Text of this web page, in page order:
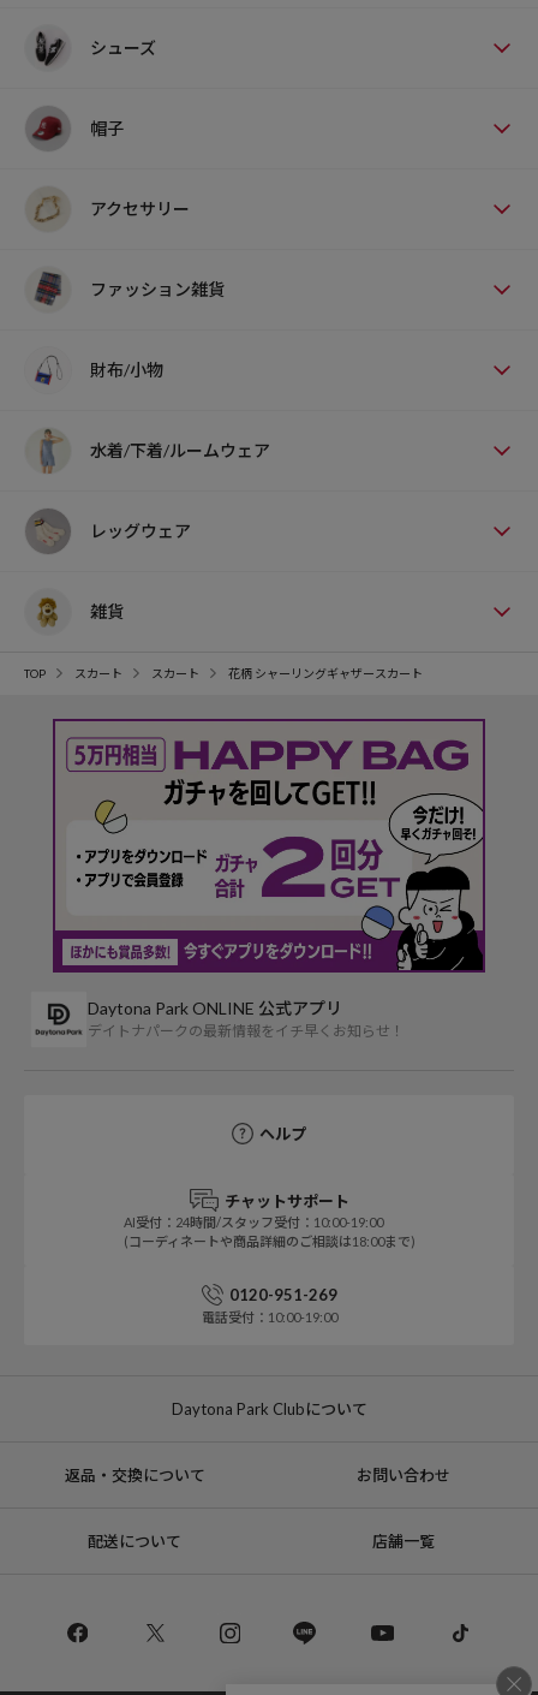
シューズ
帽子
アクセサリー
ファッション雑貨
財布/小物
水着/下着/ルームウェア
レッグウェア
雑貨
TOP スカート スカート 花柄 シャーリングギャザースカート
Daytona Park ONLINE 公式アプリ
デイトナパークの最新情報をイチ早くお知らせ！
ヘルプ
チャットサポート
AI受付：24時間/スタッフ受付：10:00-19:00
(コーディネートや商品詳細のご相談は18:00まで)
0120-951-269
電話受付：10:00-19:00
Daytona Park Clubについて
返品・交換について お問い合わせ
配送について 店舗一覧